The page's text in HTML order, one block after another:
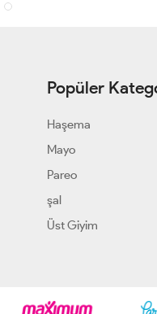
Popüler
Haşema
Mayo
Pareo
şal
Üst Giyim